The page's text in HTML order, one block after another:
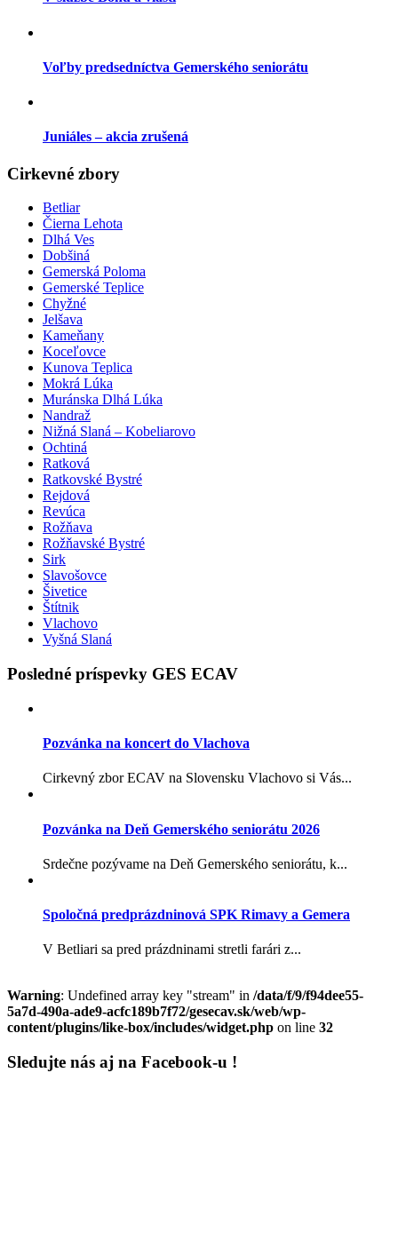
Voľby predsedníctva Gemerského seniorátu
Juniáles – akcia zrušená
Cirkevné zbory
Betliar
Čierna Lehota
Dlhá Ves
Dobšiná
Gemerská Poloma
Gemerské Teplice
Chyžné
Jelšava
Kameňany
Koceľovce
Kunova Teplica
Mokrá Lúka
Muránska Dlhá Lúka
Nandraž
Nižná Slaná – Kobeliarovo
Ochtiná
Ratková
Ratkovské Bystré
Rejdová
Revúca
Rožňava
Rožňavské Bystré
Sirk
Slavošovce
Šivetice
Štítnik
Vlachovo
Vyšná Slaná
Posledné príspevky GES ECAV
Pozvánka na koncert do Vlachova
Cirkevný zbor ECAV na Slovensku Vlachovo si Vás...
Pozvánka na Deň Gemerského seniorátu 2026
Srdečne pozývame na Deň Gemerského seniorátu, k...
Spoločná predprázdninová SPK Rimavy a Gemera
V Betliari sa pred prázdninami stretli farári z...
Warning: Undefined array key "stream" in /data/f/9/f94dee55-
5a7d-490a-ade9-acfc189b7f72/gesecav.sk/web/wp-
content/plugins/like-box/includes/widget.php on line 32
Sledujte nás aj na Facebook-u !